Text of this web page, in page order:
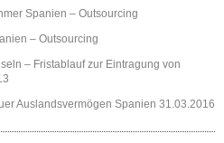
Spanien – Outsourcing
– Outsourcing
– Fristablauf zur Eintragung von
Auslandsvermögen Spanien 31.03.2016